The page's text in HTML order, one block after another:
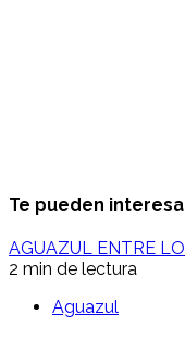
Te pueden
AGUAZUL ENTRE
2 min de lectura
Aguazul